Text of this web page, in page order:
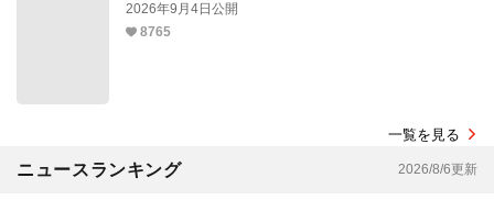
2026年9月4日公開
8765
一覧を見る
ニュースランキング 2026/8/6更新